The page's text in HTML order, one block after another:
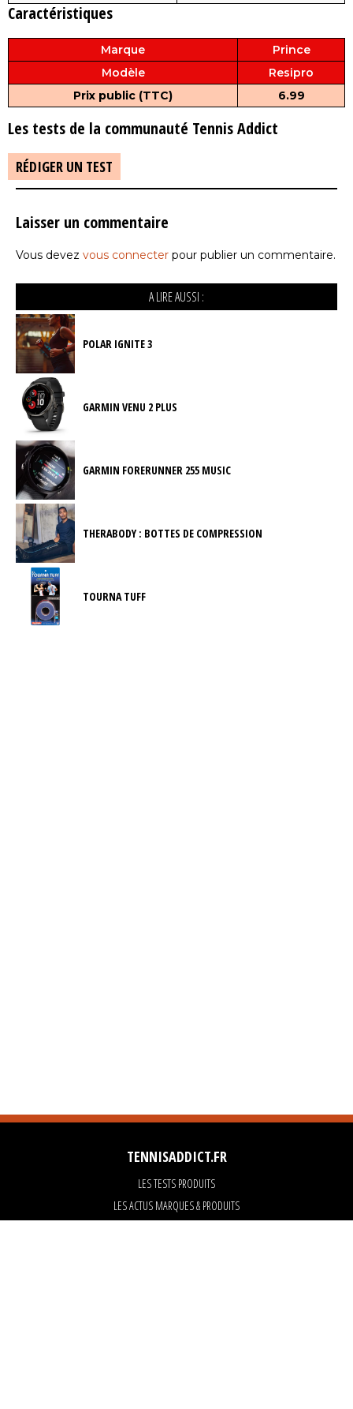
Caractéristiques
Marque
Prince
Modèle
Resipro
Prix public (TTC)
6.99
Les tests de la communauté Tennis Addict
RÉDIGER UN TEST
Laisser un commentaire
Vous devez vous connecter pour publier un commentaire.
A LIRE AUSSI :
POLAR IGNITE 3
GARMIN VENU 2 PLUS
GARMIN FORERUNNER 255 MUSIC
THERABODY : BOTTES DE COMPRESSION
TOURNA TUFF
TENNISADDICT.FR
LES TESTS PRODUITS
LES ACTUS MARQUES & PRODUITS